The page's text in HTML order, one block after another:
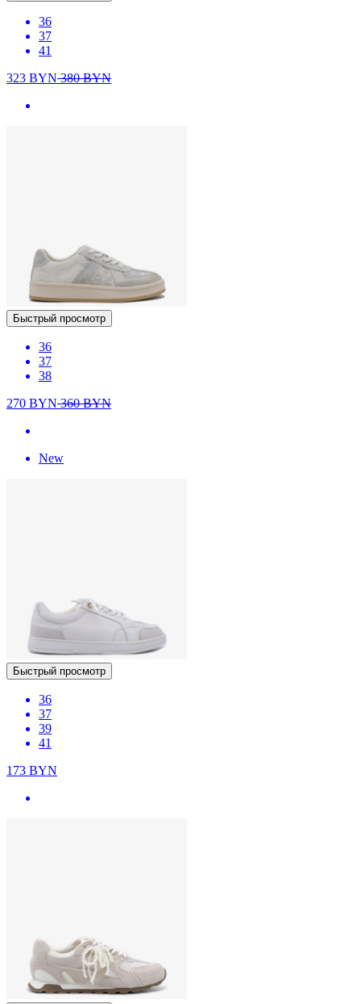
36
37
41
323 BYN380BYN
Быстрый просмотр
36
37
38
270 BYN360BYN
New
Быстрый просмотр
36
37
39
41
173 BYN